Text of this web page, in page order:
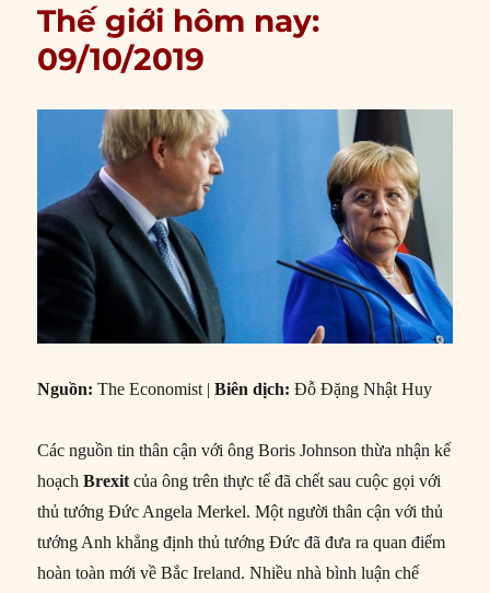
Thế giới hôm nay:
09/10/2019
Nguồn: The Economist |Biên dịch: Đỗ Đặng Nhật Huy
Các nguồn tin thân cận với ông Boris Johnson thừa nhận kế
hoạchBrexit của ông trên thực tế đã chết sau cuộc gọi với
thủ tướng Đức Angela Merkel. Một người thân cận với thủ
tướng Anh khẳng định thủ tướng Đức đã đưa ra quan điểm
hoàn toàn mới về Bắc Ireland. Nhiều nhà bình luận chế